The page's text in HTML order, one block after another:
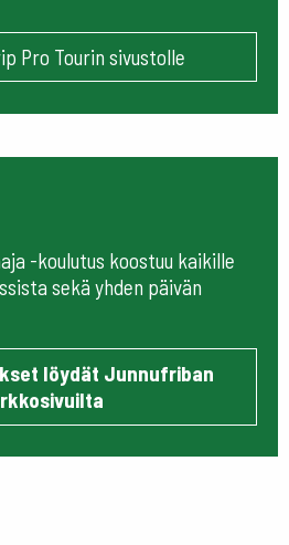
Pro Tourin sivustolle
-koulutus koostuu kaikille
sekä yhden päivän
löydät Junnufriban